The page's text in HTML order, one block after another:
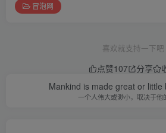
冒泡网
喜欢就支持一下吧
点赞107 分享
Mankind is made great or little
一个人伟大或渺小，取决于他